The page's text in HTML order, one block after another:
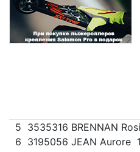
5 3535316 BRENNAN
6 3195056 JEAN Aurore